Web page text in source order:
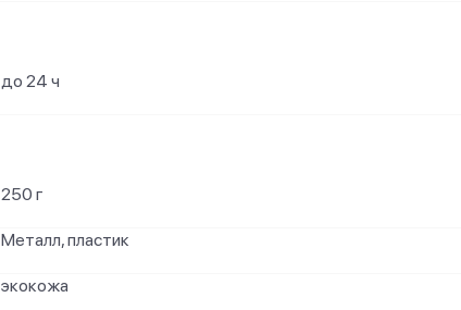
до 24 ч
250 г
Металл, пластик
экокожа